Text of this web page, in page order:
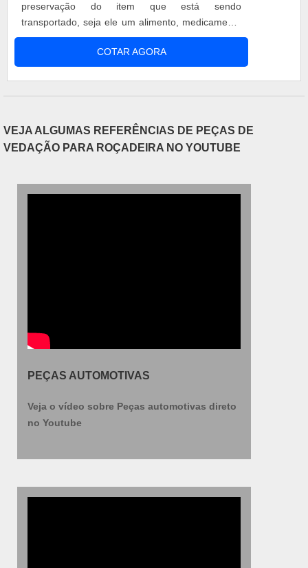
preservação do item que está sendo
transportado, seja ele um alimento, medicamento
ou utilitário, como é o caso do gelo. Manutenção
do sistema Materiais que utilizam de eletricidade
para seu funcionamento, normalmente, sofrem
COTAR AGORA
VEJA ALGUMAS REFERÊNCIAS DE PEÇAS DE
VEDAÇÃO PARA ROÇADEIRA NO YOUTUBE
PEÇAS AUTOMOTIVAS
Veja o vídeo sobre Peças automotivas direto
no Youtube